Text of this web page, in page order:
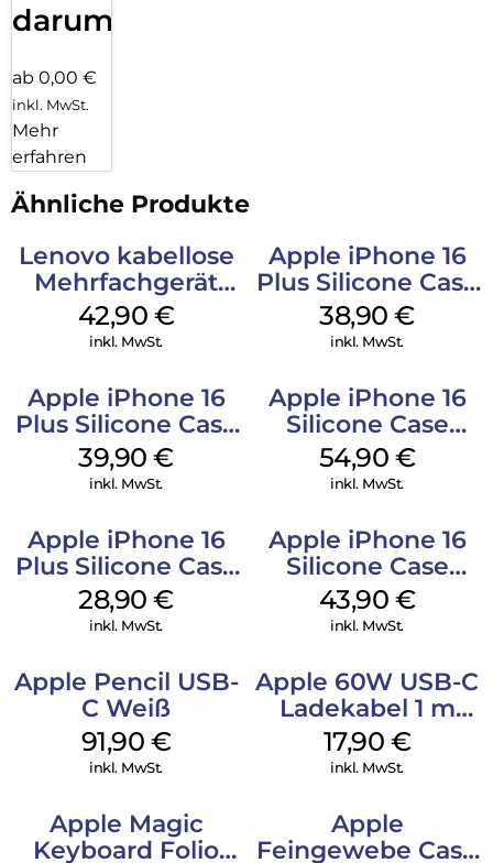
darum!
ab 0,00 €
inkl. MwSt.
Mehr
erfahren
Ähnliche Produkte
Lenovo kabellose
Mehrfachgerät
Luna Grey
42,90 €
inkl. MwSt.
Apple iPhone 16
Plus Silicone Case
MagSafe Denim
38,90€
inkl. MwSt.
Apple iPhone 16
Plus Silicone Case
MagSafe Plum
39,90€
inkl. MwSt.
Apple iPhone 16
Silicone Case
MagSafe Black
54,90 €
inkl. MwSt.
Apple iPhone 16
Plus Silicone Case
MagSafe Black
28,90€
inkl. MwSt.
Apple iPhone 16
Silicone Case
MagSafe Plum
43,90 €
inkl. MwSt.
Apple Pencil USB-
C Weiß
91,90 €
inkl. MwSt.
Apple 60W USB-C
Ladekabel 1 m
Weiß
17,90 €
inkl. MwSt.
Apple Magic
Keyboard Folio
Apple
Feingewebe Case